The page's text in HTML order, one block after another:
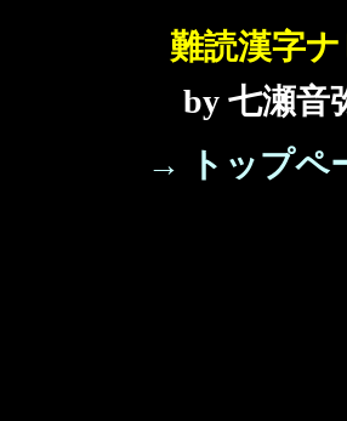
難読漢字
by 七瀬音
→ トップペ